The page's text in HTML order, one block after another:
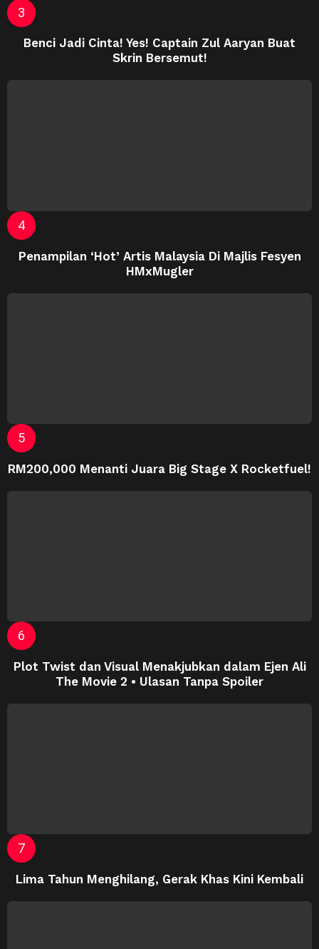
Benci Jadi Cinta! Yes! Captain Zul Aaryan Buat
Skrin Bersemut!
Penampilan ‘Hot’ Artis Malaysia Di Majlis Fesyen
HMxMugler
RM200,000 Menanti Juara Big Stage X Rocketfuel!
Plot Twist dan Visual Menakjubkan dalam Ejen Ali
The Movie 2 • Ulasan Tanpa Spoiler
Lima Tahun Menghilang, Gerak Khas Kini Kembali